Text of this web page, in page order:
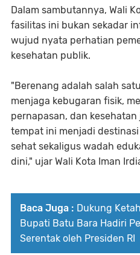
Dalam sambutannya, Wali
fasilitas ini bukan sekadar
wujud nyata perhatian
kesehatan publik.
"Berenang adalah salah
menjaga kebugaran fisik,
pernapasan, dan
tempat ini menjadi
sehat sekaligus wadah
dini," ujar Wali Kota Iman
Baca Juga : Dukung
Bupati Batu Bara Hadiri
Serentak oleh Presiden RI